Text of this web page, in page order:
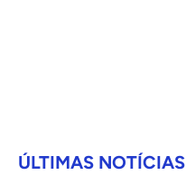
ÚLTIMAS NOTÍCIAS